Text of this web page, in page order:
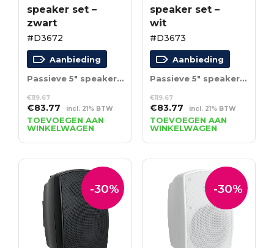
speaker set –
zwart
#D3672
Aanbieding
Passieve 5″ speaker set – zwart
€119.67
Oorspronkelijke
prijs
was:
€119.67.
€83.77Huidige
prijs
is:
€83.77.
incl. 21% BTW
TOEVOEGEN AAN
WINKELWAGEN
speaker set –
wit
#D3673
Aanbieding
Passieve 5″ speaker set – wit
€119.67
Oorspronkelijke
prijs
was:
€119.67.
€83.77 Huidige
prijs
is:
€83.77.
incl. 21% BTW
TOEVOEGEN AAN
WINKELWAGEN
-30% -30%